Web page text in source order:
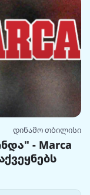
დინამო თბილისი
- Marca